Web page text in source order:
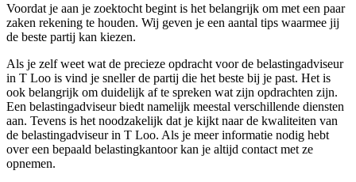
Voordat je aan je zoektocht begint is het belangrijk om met een paar
zaken rekening te houden. Wij geven je een aantal tips waarmee jij
de beste partij kan kiezen.
Als je zelf weet wat de precieze opdracht voor de belastingadviseur
in T Loo is vind je sneller de partij die het beste bij je past. Het is
ook belangrijk om duidelijk af te spreken wat zijn opdrachten zijn.
Een belastingadviseur biedt namelijk meestal verschillende diensten
aan. Tevens is het noodzakelijk dat je kijkt naar de kwaliteiten van
de belastingadviseur in T Loo. Als je meer informatie nodig hebt
over een bepaald belastingkantoor kan je altijd contact met ze
opnemen.